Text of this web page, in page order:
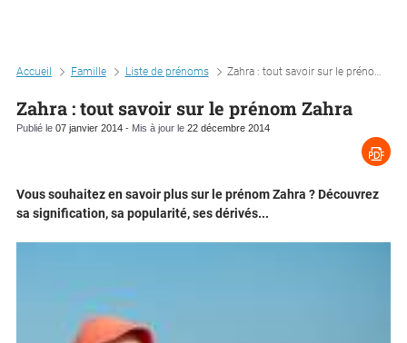
Accueil Famille Liste de prénoms Zahra : tout savoir sur le prénom zahra
Zahra : tout savoir sur le prénom Zahra
Publié le 07 janvier 2014 - Mis à jour le 22 décembre 2014
Vous souhaitez en savoir plus sur le prénom Zahra ? Découvrez
sa signification, sa popularité, ses dérivés...